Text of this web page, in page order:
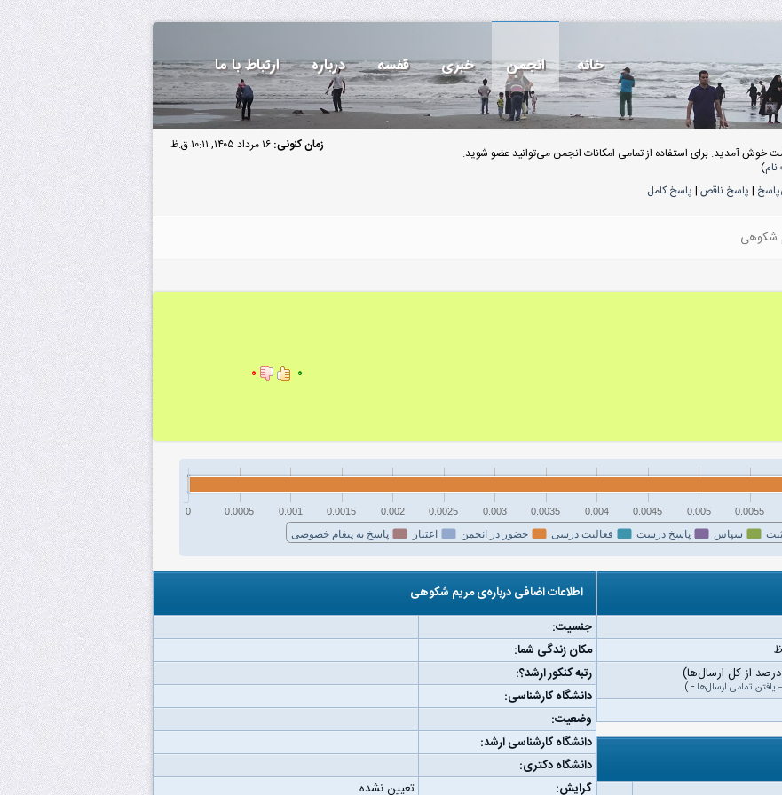
خانه انجمن خبری قفسه درباره ارتباط با ما
زمان کنونی: ۱۶ مرداد ۱۴۰۵, ۱۰:۱۱ ق.ظ
خوش آمدید. برای استفاده از تمامی امکانات انجمن می‌توانید عضو شوید.
)
| پاسخ ناقص | پاسخ کامل
شکوهی
۰ ۰
سپاس پاسخ درست فعالیت درسی حضور در انجمن اعتبار پاسخ به پیغام خصوصی
0 0.0005 0.001 0.0015 0.002 0.0025 0.003 0.0035 0.004 0.0045 0.005 0.0055
یافتن تمامی ارسال‌ها -
)
اطلاعات اضافی درباره‌ی مریم شکوهی
جنسیت:
مکان زندگی شما:
رتبه کنکور ارشد؟:
دانشگاه کارشناسی:
وضعیت:
دانشگاه کارشناسی ارشد:
دانشگاه دکتری:
گرایش:
تعیین نشده